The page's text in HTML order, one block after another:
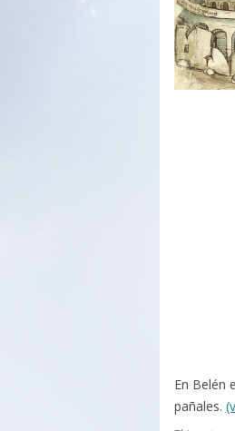
En Belén
pañales.